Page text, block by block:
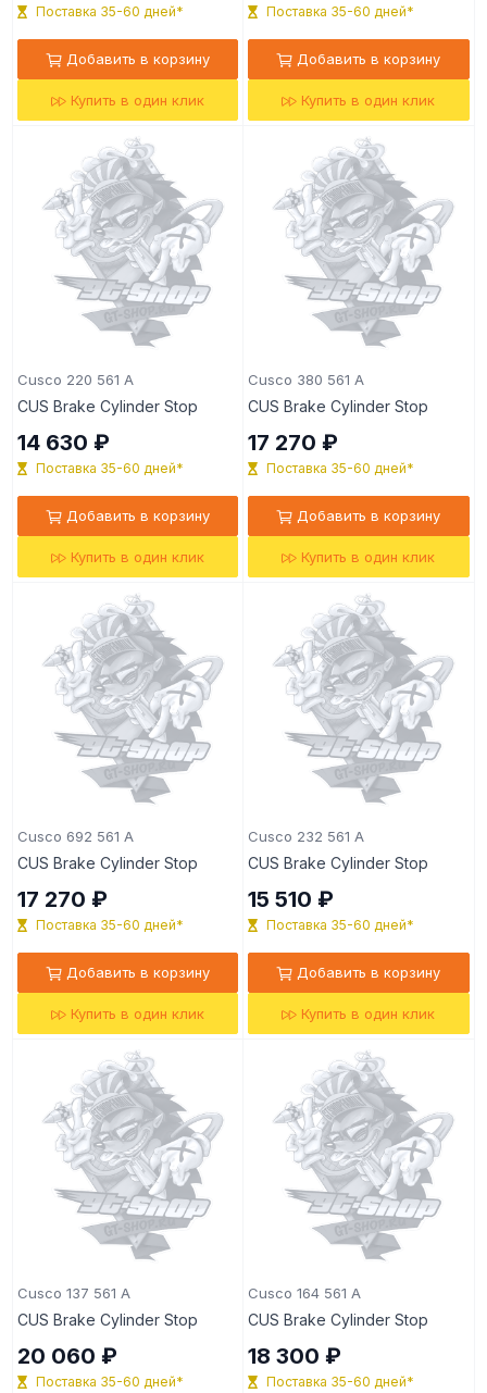
Поставка 35-60 дней*
Добавить в корзину
Купить в один клик
Поставка 35-60 дней*
Добавить в корзину
Купить в один клик
Cusco 220 561 A
CUS Brake Cylinder Stop
14 630 ₽
Поставка 35-60 дней*
Добавить в корзину
Купить в один клик
Cusco 380 561 A
CUS Brake Cylinder Stop
17 270 ₽
Поставка 35-60 дней*
Добавить в корзину
Купить в один клик
Cusco 692 561 A
CUS Brake Cylinder Stop
17 270 ₽
Поставка 35-60 дней*
Добавить в корзину
Купить в один клик
Cusco 232 561 A
CUS Brake Cylinder Stop
15 510 ₽
Поставка 35-60 дней*
Добавить в корзину
Купить в один клик
Cusco 137 561 A
CUS Brake Cylinder Stop
20 060 ₽
Поставка 35-60 дней*
Cusco 164 561 A
CUS Brake Cylinder Stop
18 300 ₽
Поставка 35-60 дней*